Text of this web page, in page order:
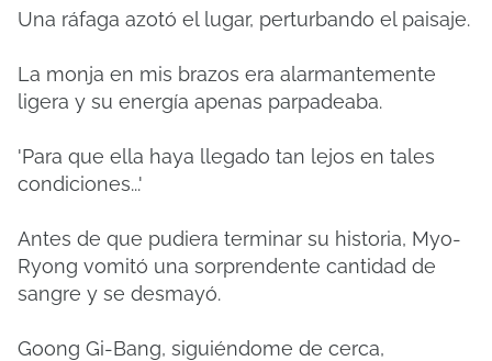
Una ráfaga azotó el lugar, perturbando el paisaje.
La monja en mis brazos era alarmantemente
ligera y su energía apenas parpadeaba.
'Para que ella haya llegado tan lejos en tales
condiciones...'
Antes de que pudiera terminar su historia, Myo-
Ryong vomitó una sorprendente cantidad de
sangre y se desmayó.
Goong Gi-Bang, siguiéndome de cerca,